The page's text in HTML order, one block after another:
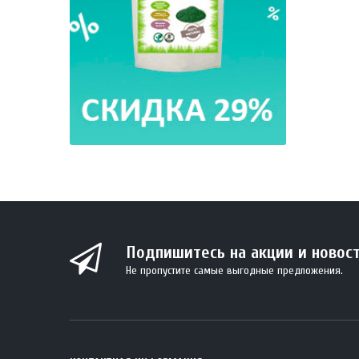
Подпишитесь на акции и
Не пропустите самые выгодные предложения.